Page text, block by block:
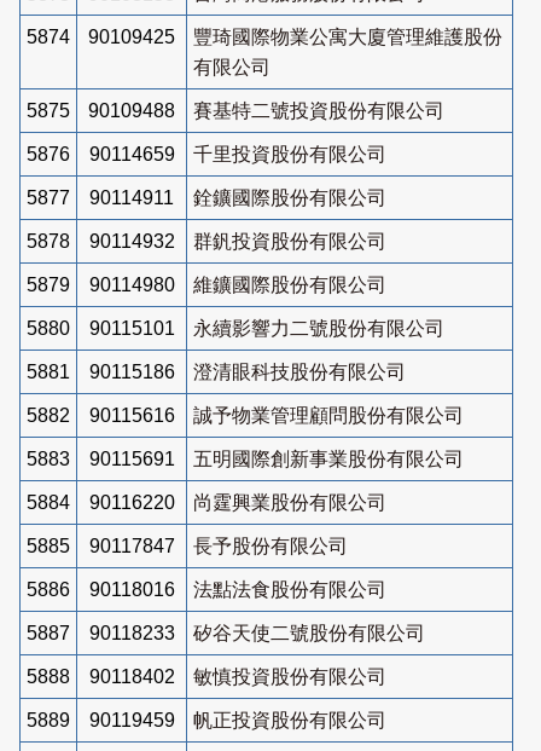
5874 90109425
豐琦國際物業公寓大廈管理維護股份
有限公司
5875 90109488 賽基特二號投資股份有限公司
5876 90114659 千里投資股份有限公司
5877 90114911 銓鑛國際股份有限公司
5878 90114932 群釩投資股份有限公司
5879 90114980 維鑛國際股份有限公司
5880 90115101 永續影響力二號股份有限公司
5881 90115186 澄清眼科技股份有限公司
5882 90115616 誠予物業管理顧問股份有限公司
5883 90115691 五明國際創新事業股份有限公司
5884 90116220 尚霆興業股份有限公司
5885 90117847 長予股份有限公司
5886 90118016 法點法食股份有限公司
5887 90118233 矽谷天使二號股份有限公司
5888 90118402 敏慎投資股份有限公司
5889 90119459 帆正投資股份有限公司